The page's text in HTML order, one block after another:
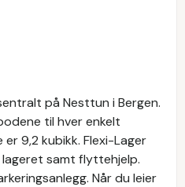
på Nesttun i Bergen.
til hver enkelt
9,2 kubikk. Flexi-Lager
samt flyttehjelp.
Når du leier